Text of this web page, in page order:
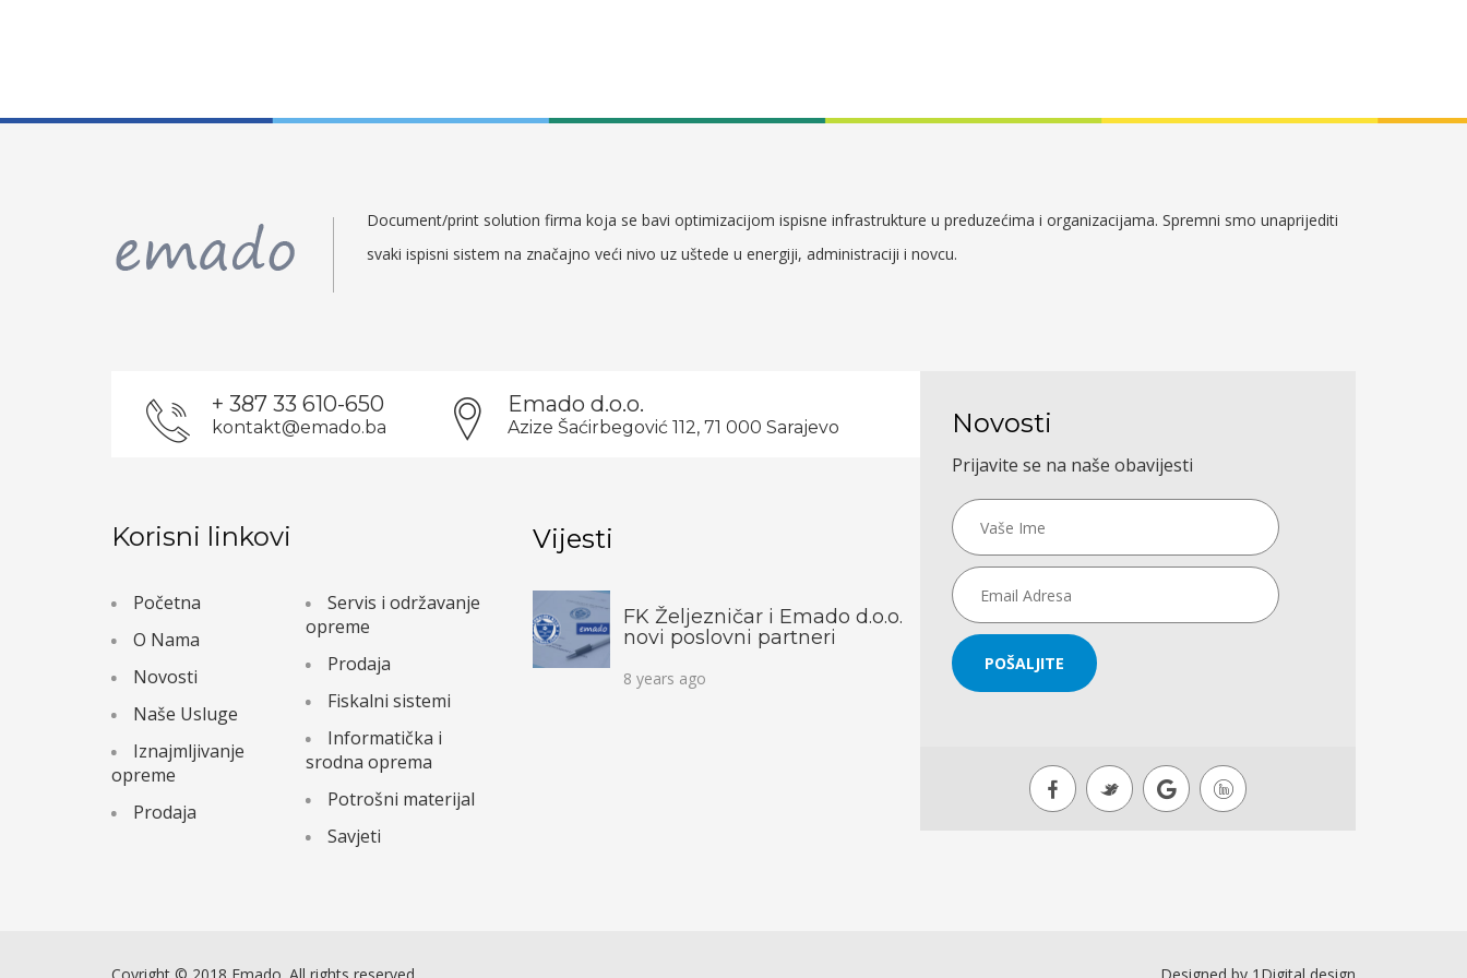
Document/print solution firma koja se bavi optimizacijom ispisne infrastrukture u preduzećima i organizacijama. Spremni smo unaprijediti
svaki ispisni sistem na značajno veći nivo uz uštede u energiji, administraciji i novcu.
+ 387 33 610-650
kontakt@emado.ba
Emado d.o.o.
Azize Šaćirbegović 112, 71 000 Sarajevo
Korisni linkovi
Početna
O Nama
Novosti
Naše Usluge
Iznajmljivanje
opreme
Prodaja
Servis i održavanje
opreme
Prodaja
Fiskalni sistemi
Informatička i
srodna oprema
Potrošni materijal
Savjeti
Vijesti
FK Željezničar i Emado d.o.o.
novi poslovni partneri
8 years ago
Novosti
Prijavite se na naše obavijesti
POŠALJITE